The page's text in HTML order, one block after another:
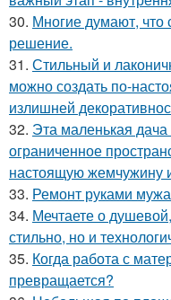
30. Многие думают, что
решение.
31. Стильный и
можно создать по-
излишней
32. Эта маленькая
ограниченное
настоящую жемчужину
33. Ремонт руками
34. Мечтаете о
стильно, но и
35. Когда работа с
превращается?